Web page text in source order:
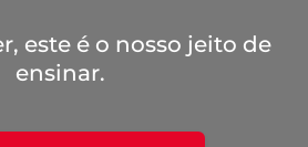
este é o nosso jeito de
ensinar.